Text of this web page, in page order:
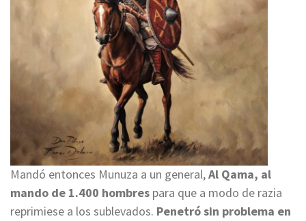
Mandó entonces Munuza a un general,Al Qama, al
mando de 1.400 hombres para que a modo de razia
reprimiese a los sublevados. Penetró sin problema en